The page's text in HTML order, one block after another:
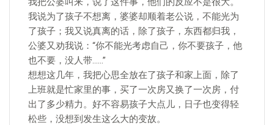
我说为了孩子不想离，婆婆却顺着老公说，不能光为
了孩子；我又说真离的话，除了孩子，东西都归我，
公婆又劝我说：“你不能光考虑自己，你不要孩子，他
也不要，没人带……”
想想这几年，我把心思全放在了孩子和家上面，除了
上班就是忙家里的事，买了一次房又换了一次房，付
出了多少精力。好不容易孩子大点儿，日子也变得轻
松些，没想到发生这么大的变故。